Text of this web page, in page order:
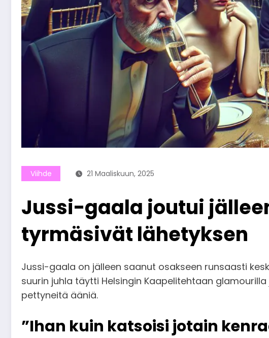
Viihde 21 Maaliskuun, 2025
Jussi-gaala joutui
tyrmäsivät lähetyksen
Jussi-gaala on jälleen saanut osakseen runsaasti
suurin juhla täytti Helsingin Kaapelitehtaan
pettyneitä ääniä.
”Ihan kuin katsoisi jotain